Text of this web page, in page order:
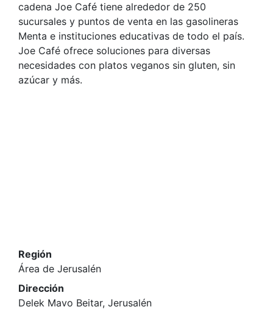
cadena Joe Café tiene alrededor de 250
sucursales y puntos de venta en las gasolineras
Menta e instituciones educativas de todo el país.
Joe Café ofrece soluciones para diversas
necesidades con platos veganos sin gluten, sin
azúcar y más.
Región
Área de Jerusalén
Dirección
Delek Mavo Beitar, Jerusalén